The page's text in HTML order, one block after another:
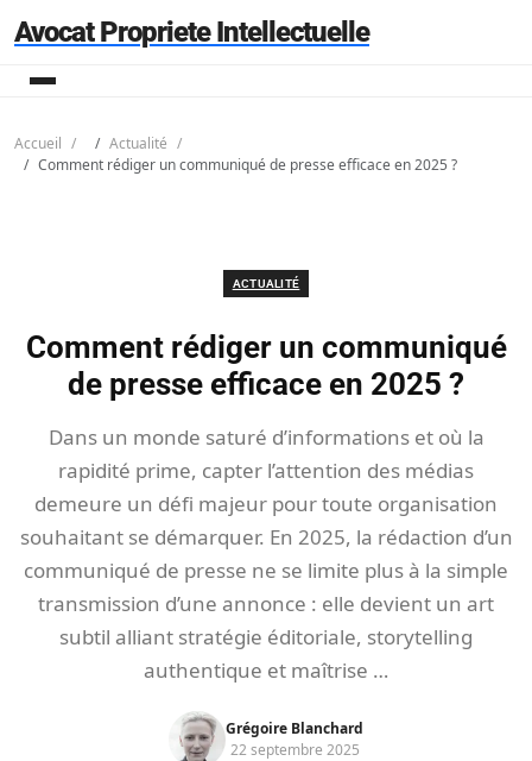
Avocat Propriete Intellectuelle
Accueil
Actualité
Comment rédiger un communiqué de presse efficace en 2025 ?
ACTUALITÉ
Comment rédiger un communiqué
de presse efficace en 2025 ?
Dans un monde saturé d’informations et où la
rapidité prime, capter l’attention des médias
demeure un défi majeur pour toute organisation
souhaitant se démarquer. En 2025, la rédaction d’un
communiqué de presse ne se limite plus à la simple
transmission d’une annonce : elle devient un art
subtil alliant stratégie éditoriale, storytelling
authentique et maîtrise …
Grégoire Blanchard
22 septembre 2025